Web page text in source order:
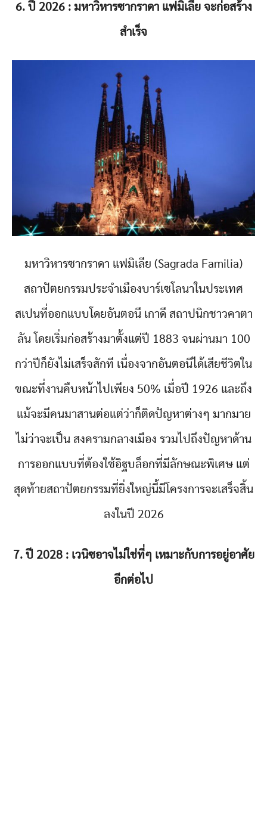
6. ปี 2026 : มหาวิหารซากราดา แฟมิเลีย จะก่อสร้าง
สำเร็จ
มหาวิหารซากราดา แฟมิเลีย (Sagrada Familia)
สถาปัตยกรรมประจำเมืองบาร์เซโลนาในประเทศ
สเปนที่ออกแบบโดยอันตอนี เกาดี สถาปนิกชาวคาตา
ลัน โดยเริ่มก่อสร้างมาตั้งแต่ปี 1883 จนผ่านมา 100
กว่าปีก็ยังไม่เสร็จสักที เนื่องจากอันตอนีได้เสียชีวิตใน
ขณะที่งานคืบหน้าไปเพียง 50% เมื่อปี 1926 และถึง
แม้จะมีคนมาสานต่อแต่ว่าก็ติดปัญหาต่างๆ มากมาย
ไม่ว่าจะเป็น สงครามกลางเมือง รวมไปถึงปัญหาด้าน
การออกแบบที่ต้องใช้อิฐบล็อกที่มีลักษณะพิเศษ แต่
สุดท้ายสถาปัตยกรรมที่ยิ่งใหญ่นี้มีโครงการจะเสร็จสิ้น
ลงในปี 2026
7. ปี 2028 : เวนิซอาจไม่ใช่ที่ๆ เหมาะกับการอยู่อาศัย
อีกต่อไป